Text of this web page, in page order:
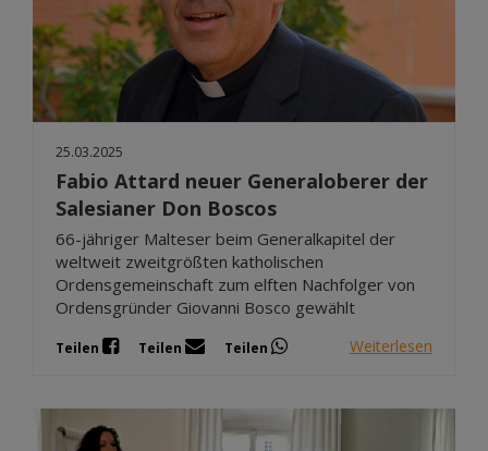
25.03.2025
Fabio Attard neuer Generaloberer der
Salesianer Don Boscos
66-jähriger Malteser beim Generalkapitel der
weltweit zweitgrößten katholischen
Ordensgemeinschaft zum elften Nachfolger von
Ordensgründer Giovanni Bosco gewählt
Teilen Teilen Teilen Weiterlesen